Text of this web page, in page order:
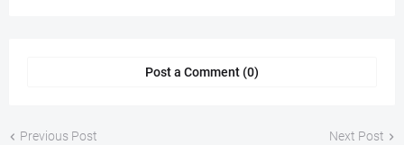
Post a Comment (0)
Previous Post Next Post